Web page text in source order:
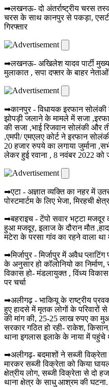
➡लखनऊ- दो अंतर्राष्ट्रीय चरस
चरस के साथ कानपुर से पकड़ा,
गिरफ्तार
➡लखनऊ- अखिलेश यादव पार्टी
मुलाकात , सपा दफ्तर के बाहर नेताओं
➡कानपुर - विधायक इरफान सोलंकी
झोपड़ी जलाने के मामले में सजा
की सजा ,भाई रिजवान सोलंकी और
,एमपी/ एमएलए कोर्ट ने इरफान
20 हजार रुपये का लगाया जुर्माना
लेकर हुई रवाना , 8 नवंबर 2022 को
➡एटा - अज्ञात व्यक्ति का नहर में
पोस्टमार्टम के लिए भेजा, मिरहची
➡बहराइच - टेंपो सवार भट्टा
हुआ मजदूर, इलाज के दौरान मौत
मटेरा के परसा गांव का रहने वाला
➡मिर्जापुर - मिर्जापुर में अवैध
के अनुसार हो कॉलोनियो का
विकास हो- मंडलायुक्त , विंध्य
पर चर्चा
➡अलीगढ़ - भाकियू के राष्ट्रीय
हुए हादसे में मृतक लोगों के
की मांग की, 25-25 लाख रुपए का
सरकार गठित हो रही- राकेश,
थाना इगलास इलाके के नाया में पहुंचे
➡अलीगढ़- बदमाशों ने सब्जी
मारकर सब्जी विक्रेता को किया
क्षेत्रीय लोग, सब्जी विक्रेता से दो
थाना क्षेत्र के साधु आश्रम की घटना.